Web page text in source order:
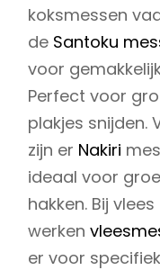
koksmessen
de Santoku
voor
Perfect voor
plakjes snijden.
zijn er Nakiri
ideaal voor
hakken. Bij vlees
werken
er voor